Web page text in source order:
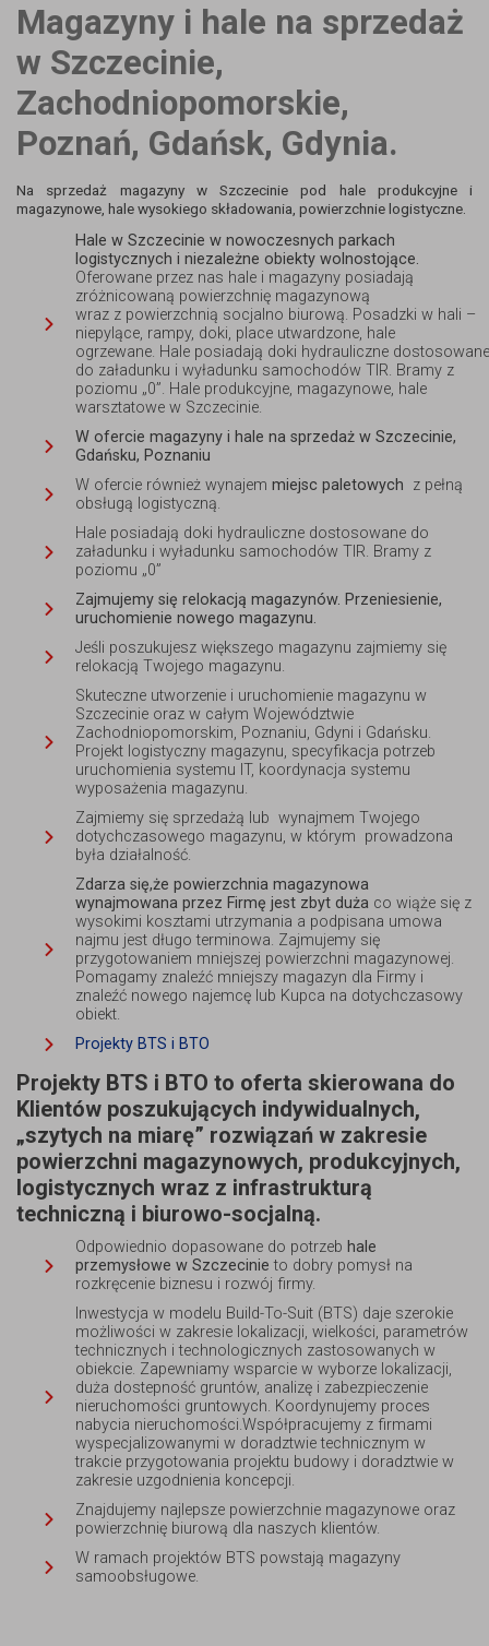
Magazyny i hale na sprzedaż
w Szczecinie,
Zachodniopomorskie,
Poznań, Gdańsk, Gdynia.
Na sprzedaż magazyny w Szczecinie pod hale produkcyjne i
magazynowe, hale wysokiego składowania, powierzchnie logistyczne.
Hale w Szczecinie w nowoczesnych parkach
logistycznych i niezależne obiekty wolnostojące.
Oferowane przez nas hale i magazyny posiadają
zróżnicowaną powierzchnię magazynową
wraz z powierzchnią socjalno biurową. Posadzki w hali –
niepylące, rampy, doki, place utwardzone, hale
ogrzewane. Hale posiadają doki hydrauliczne dostosowane
do załadunku i wyładunku samochodów TIR. Bramy z
poziomu „0”. Hale produkcyjne, magazynowe, hale
warsztatowe w Szczecinie.
W ofercie magazyny i hale na sprzedaż w Szczecinie,
Gdańsku, Poznaniu
W ofercie również wynajem miejsc paletowych z pełną
obsługą logistyczną.
Hale posiadają doki hydrauliczne dostosowane do
załadunku i wyładunku samochodów TIR. Bramy z
poziomu „0”
Zajmujemy się relokacją magazynów. Przeniesienie,
uruchomienie nowego magazynu.
Jeśli poszukujesz większego magazynu zajmiemy się
relokacją Twojego magazynu.
Skuteczne utworzenie i uruchomienie magazynu w
Szczecinie oraz w całym Województwie
Zachodniopomorskim, Poznaniu, Gdyni i Gdańsku.
Projekt logistyczny magazynu, specyfikacja potrzeb
uruchomienia systemu IT, koordynacja systemu
wyposażenia magazynu.
Zajmiemy się sprzedażą lub wynajmem Twojego
dotychczasowego magazynu, w którym prowadzona
była działalność.
Zdarza się,że powierzchnia magazynowa
wynajmowana przez Firmę jest zbyt duża co wiąże się z
wysokimi kosztami utrzymania a podpisana umowa
najmu jest długo terminowa. Zajmujemy się
przygotowaniem mniejszej powierzchni magazynowej.
Pomagamy znaleźć mniejszy magazyn dla Firmy i
znaleźć nowego najemcę lub Kupca na dotychczasowy
obiekt.
Projekty BTS i BTO
Projekty BTS i BTO to oferta skierowana do
Klientów poszukujących indywidualnych,
„szytych na miarę” rozwiązań w zakresie
powierzchni magazynowych, produkcyjnych,
logistycznych wraz z infrastrukturą
techniczną i biurowo-socjalną.
Odpowiednio dopasowane do potrzeb hale
przemysłowe w Szczecinieto dobry pomysł na
rozkręcenie biznesu i rozwój firmy.
Inwestycja w modelu Build-To-Suit (BTS) daje szerokie
możliwości w zakresie lokalizacji, wielkości, parametrów
technicznych i technologicznych zastosowanych w
obiekcie. Zapewniamy wsparcie w wyborze lokalizacji,
duża dostepność gruntów, analizę i zabezpieczenie
nieruchomości gruntowych. Koordynujemy proces
nabycia nieruchomości.Współpracujemy z firmami
wyspecjalizowanymi w doradztwie technicznym w
trakcie przygotowania projektu budowy i doradztwie w
zakresie uzgodnienia koncepcji.
Znajdujemy najlepsze powierzchnie magazynowe oraz
powierzchnię biurową dla naszych klientów.
W ramach projektów BTS powstają magazyny
samoobsługowe.